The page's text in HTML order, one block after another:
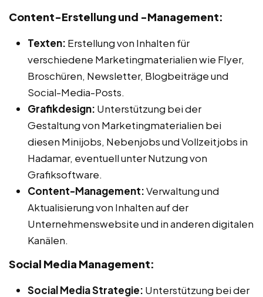
Content-Erstellung und -Management:
Texten: Erstellung von Inhalten für
verschiedene Marketingmaterialien wie Flyer,
Broschüren, Newsletter, Blogbeiträge und
Social-Media-Posts.
Grafikdesign: Unterstützung bei der
Gestaltung von Marketingmaterialien bei
diesen Minijobs, Nebenjobs und Vollzeitjobs in
Hadamar, eventuell unter Nutzung von
Grafiksoftware.
Content-Management:Verwaltung und
Aktualisierung von Inhalten auf der
Unternehmenswebsite und in anderen digitalen
Kanälen.
Social Media Management:
Social Media Strategie: Unterstützung bei der